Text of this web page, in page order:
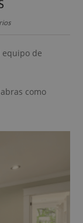
de
como